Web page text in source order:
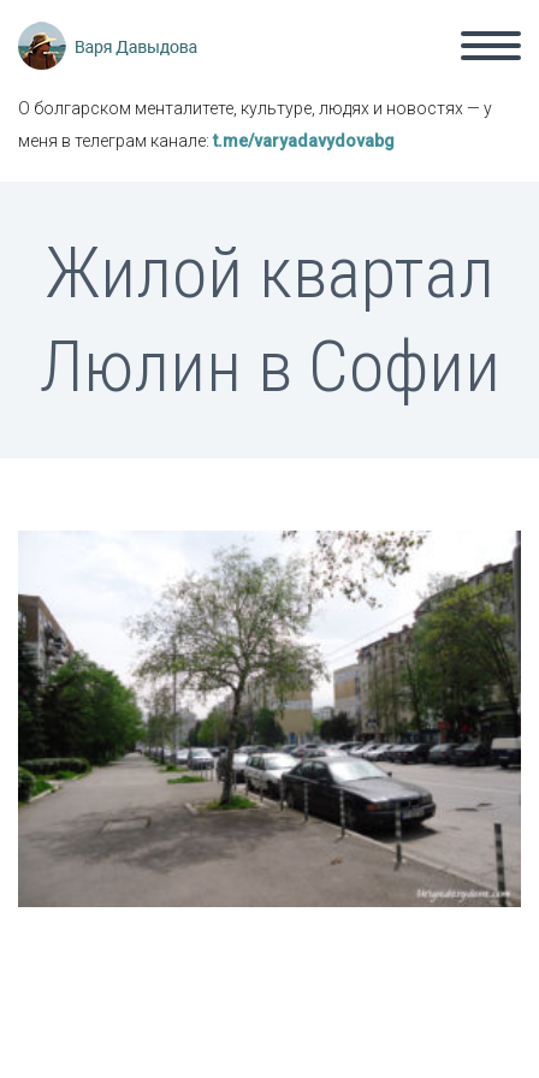
О болгарском менталитете, культуре, людях и новостях — у
меня в телеграм канале:t.me/varyadavydovabg
Жилой квартал
Люлин в Софии